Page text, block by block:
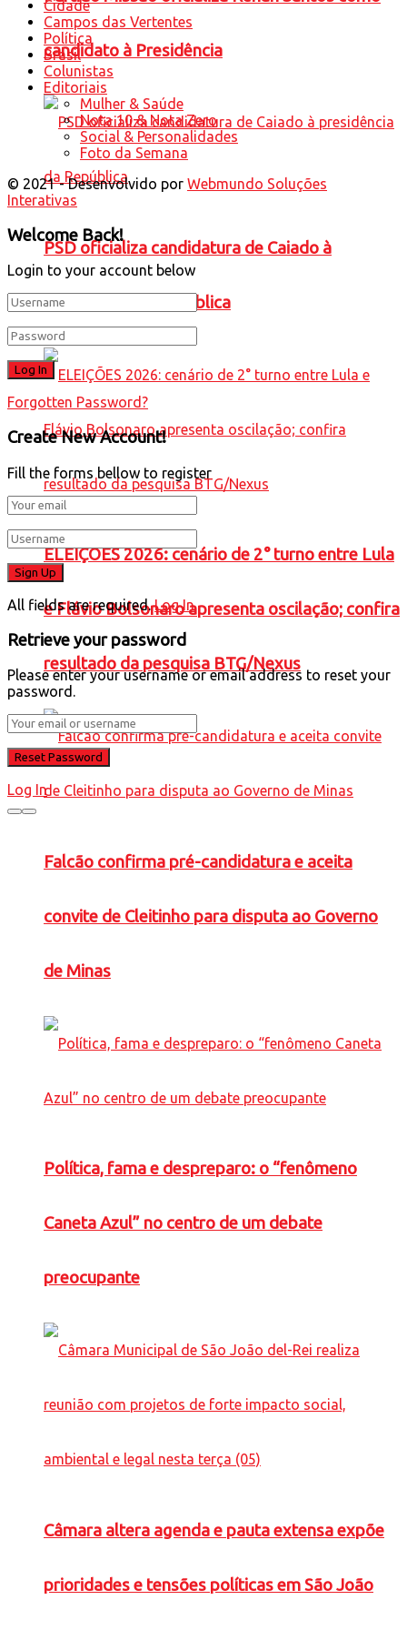
candidato à Presidência
PSD oficializa candidatura de Caiado à
presidência da República
ELEIÇÕES 2026: cenário de 2° turno entre Lula
e Flávio Bolsonaro apresenta oscilação; confira
resultado da pesquisa BTG/Nexus
Falcão confirma pré-candidatura e aceita
convite de Cleitinho para disputa ao Governo
de Minas
Política, fama e despreparo: o “fenômeno
Caneta Azul” no centro de um debate
preocupante
Câmara altera agenda e pauta extensa expõe
prioridades e tensões políticas em São João
Cidade
Campos das Vertentes
Política
Brasil
Colunistas
Editoriais
Mulher & Saúde
Nota 10 & Nota Zero
Social & Personalidades
Foto da Semana
© 2021 - Desenvolvido por Webmundo Soluções
Interativas
Welcome Back!
Login to your account below
Forgotten Password?
Create New Account!
Fill the forms bellow to register
All fields are required. Log In
Retrieve your password
Please enter your username or email address to reset your
password.
Log In